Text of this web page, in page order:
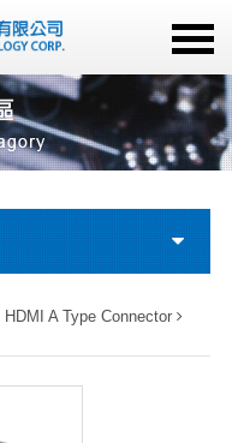
HDMI A Type Connector